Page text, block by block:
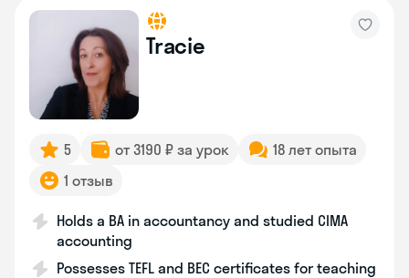
Tracie
5 от 3190 ₽ за урок
18 лет опыта
1 отзыв
Holds a BA in accountancy and studied CIMA
accounting
Possesses TEFL and BEC certificates for teaching